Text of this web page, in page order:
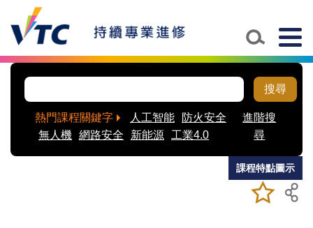
Skip to main content
搜尋
熱門課程關鍵字 人工智能
防火安全
無人機 網路安全 新能源 工業4.0
進階搜
尋
加入/移除
我喜愛的
儲存課程
課程特點圖示